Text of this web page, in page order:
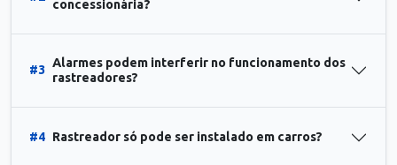
concessionária?
#3
Alarmes podem interferir no funcionamento dos
rastreadores?
#4 Rastreador só pode ser instalado em carros?